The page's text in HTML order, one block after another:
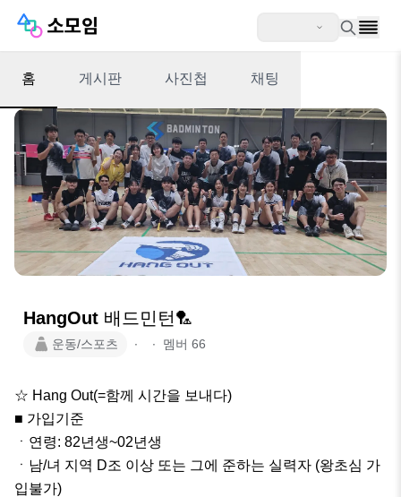
홈 게시판 사진첩 채팅
HangOut 배드민턴🏸
운동/스포츠 ∙ ∙ 멤버 66
☆ Hang Out(=함께 시간을 보내다)
■ 가입기준
ㆍ연령: 82년생~02년생
ㆍ남/녀 지역 D조 이상 또는 그에 준하는 실력자 (왕초심 가
입불가)